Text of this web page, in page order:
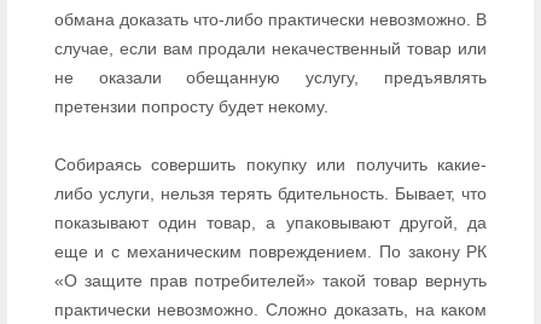
обмана доказать что-либо практически невозможно. В
случае, если вам продали некачественный товар или
не оказали обещанную услугу, предъявлять
претензии попросту будет некому.
Собираясь совершить покупку или получить какие-
либо услуги, нельзя терять бдительность. Бывает, что
показывают один товар, а упаковывают другой, да
еще и с механическим повреждением. По закону РК
«О защите прав потребителей» такой товар вернуть
практически невозможно. Сложно доказать, на каком